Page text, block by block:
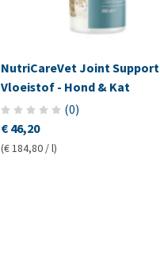
NutriCareVet Joint Support
Vloeistof - Hond & Kat
(0)
€ 46,20
(€ 184,80 / l)